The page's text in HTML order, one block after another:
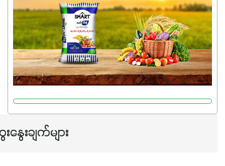
ပြီး အစာချက်လုပ်မှုအားကောင်းစေပါတယ်။ အပင်၏ပင်ပိုင်း
ကြီးထွားမှုကို တိုးမြင့်စေကာ အပင်သန်၍ အကြီးမြန်စေပါတယ်။
သင့်တော်တဲ့ Phosphorus 7%ပါဝင်မှုကြောင့် အပင်ရဲ့ အမြစ်
ဖွဲ့စည်းတည်ဆောက်မှုကို ပို၍သန်မာလာအောင် အားပေးပါ
တယ်။ ဒါ့အပြင် ပန်းပွင့်ခြင်း၊အသီးသီးခြင်း၊အစေ့တည်ခြင်း
လုပ်ငန်းစဉ်များကိုလည်း အားပေးပါတယ်။ လုံလောက်တဲ့
Potassium 8%က အပင်ရဲ့ ရောဂါဒဏ်၊ရာသီဥတုဒဏ်ခံနိုင်ရည်
အရသာ ပိုမိုကောင်းမွန်စေဖို့အတွက် လိုအပ်တဲ့အာဟာရဓာတ်
ဖြစ်ပါတယ်။ ဟူးမစ်အက်စစ်ပါဝင်ပေါင်းစပ်ထားတဲ့အတွက်
နွေးချက်များ